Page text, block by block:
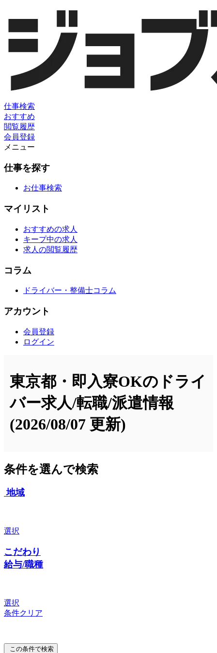
仕事検索
おすすめ
閲覧履歴
会員登録
メニュー
仕事を探す
お仕事検索
マイリスト
おすすめの求人
キープ中の求人
求人の閲覧履歴
コラム
ドライバー・整備士コラム
アカウント
会員登録
ログイン
東京都・即入寮OKのドライ
バー求人/転職/派遣情報
(2026/08/07 更新)
条件を選んで検索
地域
選択
こだわり
給与/職種
選択
条件クリア
この条件で検索